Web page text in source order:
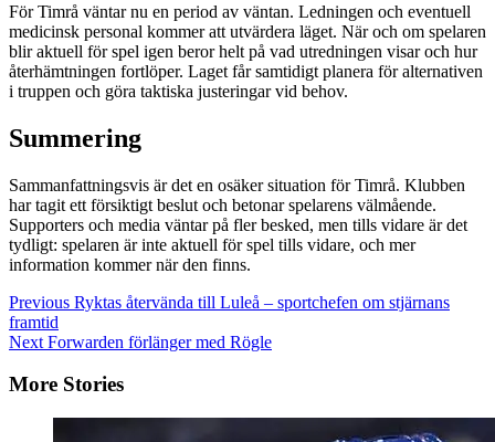
För Timrå väntar nu en period av väntan. Ledningen och eventuell
medicinsk personal kommer att utvärdera läget. När och om spelaren
blir aktuell för spel igen beror helt på vad utredningen visar och hur
återhämtningen fortlöper. Laget får samtidigt planera för alternativen
i truppen och göra taktiska justeringar vid behov.
Summering
Sammanfattningsvis är det en osäker situation för Timrå. Klubben
har tagit ett försiktigt beslut och betonar spelarens välmående.
Supporters och media väntar på fler besked, men tills vidare är det
tydligt: spelaren är inte aktuell för spel tills vidare, och mer
information kommer när den finns.
Continue
Reading
Previous Ryktas återvända till Luleå – sportchefen om stjärnans
framtid
Next Forwarden förlänger med Rögle
More Stories